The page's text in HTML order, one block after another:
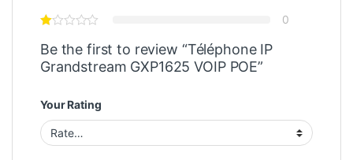
0
Be the first to review “Téléphone IP
Grandstream GXP1625 VOIP POE”
Your Rating